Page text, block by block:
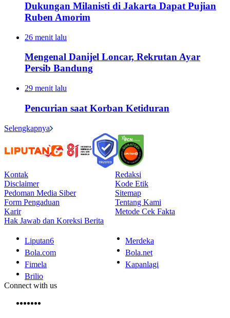
Dukungan Milanisti di Jakarta Dapat Pujian
Ruben Amorim
26 menit lalu
Mengenal Danijel Loncar, Rekrutan Ayar
Persib Bandung
29 menit lalu
Pencurian saat Korban Ketiduran
Selengkapnya
Kontak
Redaksi
Disclaimer
Kode Etik
Pedoman Media Siber
Sitemap
Form Pengaduan
Tentang Kami
Karir
Metode Cek Fakta
Hak Jawab dan Koreksi Berita
Liputan6
Merdeka
Bola.com
Bola.net
Fimela
Kapanlagi
Brilio
Connect with us